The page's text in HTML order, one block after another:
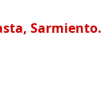
Sarmiento.